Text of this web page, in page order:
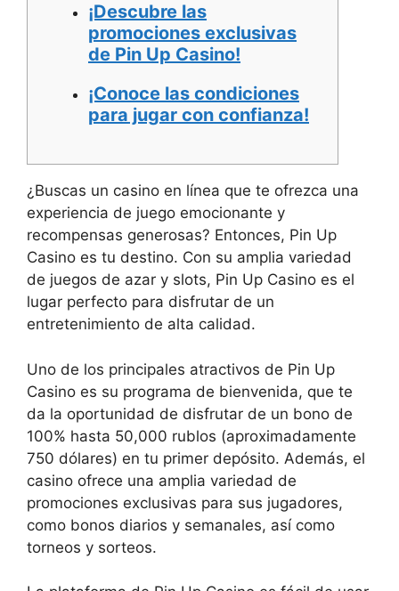
¡Descubre las
promociones exclusivas
de Pin Up Casino!
¡Conoce las condiciones
para jugar con confianza!
¿Buscas un casino en línea que te ofrezca una
experiencia de juego emocionante y
recompensas generosas? Entonces, Pin Up
Casino es tu destino. Con su amplia variedad
de juegos de azar y slots, Pin Up Casino es el
lugar perfecto para disfrutar de un
entretenimiento de alta calidad.
Uno de los principales atractivos de Pin Up
Casino es su programa de bienvenida, que te
da la oportunidad de disfrutar de un bono de
100% hasta 50,000 rublos (aproximadamente
750 dólares) en tu primer depósito. Además, el
casino ofrece una amplia variedad de
promociones exclusivas para sus jugadores,
como bonos diarios y semanales, así como
torneos y sorteos.